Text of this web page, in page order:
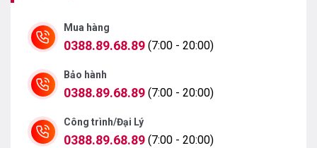
Mua hàng
0388.89.68.89 (7:00 - 20:00)
Bảo hành
0388.89.68.89 (7:00 - 20:00)
Công trình/Đại Lý
0388.89.68.89 (7:00 - 20:00)